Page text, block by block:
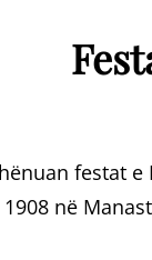
festat
në